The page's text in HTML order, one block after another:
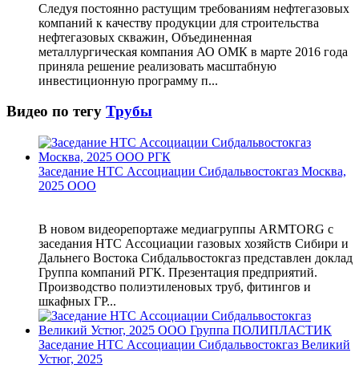
Следуя постоянно растущим требованиям нефтегазовых
компаний к качеству продукции для строительства
нефтегазовых скважин, Объединенная
металлургическая компания АО ОМК в марте 2016 года
приняла решение реализовать масштабную
инвестиционную программу п...
Видео по тегу Трубы
Заседание НТС Ассоциации Сибдальвостокгаз Москва,
2025 ООО
В новом видеорепортаже медиагруппы ARMTORG с
заседания НТС Ассоциации газовых хозяйств Сибири и
Дальнего Востока Сибдальвостокгаз представлен доклад
Группа компаний РГК. Презентация предприятий.
Производство полиэтиленовых труб, фитингов и
шкафных ГР...
Заседание НТС Ассоциации Сибдальвостокгаз Великий
Устюг, 2025